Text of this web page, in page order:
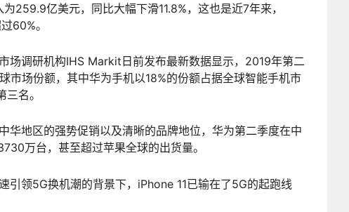
259.9亿美元，同比大幅下滑11.8%，这也是近7年来，
60%。
场调研机构IHS Markit日前发布最新数据显示，2019年第二
市场份额，其中华为手机以18%的份额占据全球智能手机市
名。
华地区的强势促销以及清晰的品牌地位，华为第二季度在中
万台，甚至超过苹果全球的出货量。
引领5G换机潮的背景下，iPhone 11已输在了5G的起跑线